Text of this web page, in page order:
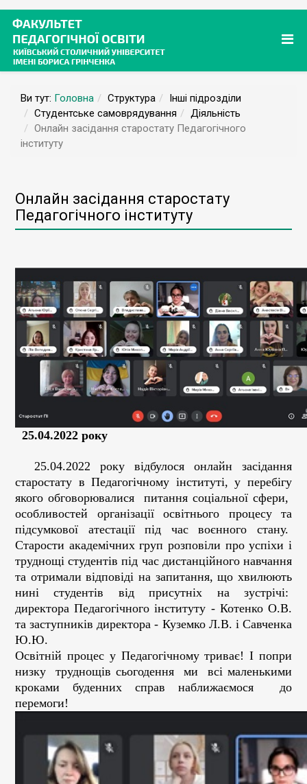
Ви тут: Головна Структура
Інші підрозділи
Студентське самоврядування
Діяльність
Онлайн засідання старостату Педагогічного
інституту
Онлайн засідання старостату
Педагогічного інституту
25.04.2022 року
25.04.2022 року відбулося онлайн засідання
старостату в Педагогічному інституті, у перебігу
якого обговорювалися питання соціальної сфери,
особливостей організації освітнього процесу та
підсумкової атестації під час воєнного стану.
Старости академічних груп розповіли про успіхи і
труднощі студентів під час дистанційного навчання
та отримали відповіді на запитання, що хвилюють
нині студентів від присутніх на зустрічі:
директора Педагогічного інституту - Котенко О.В.
та заступників директора - Куземко Л.В. і Савченка
Ю.Ю.
Освітній процес у Педагогічному триває! І попри
низку труднощів сьогодення ми всі маленькими
кроками буденних справ наближаємося до
перемоги!